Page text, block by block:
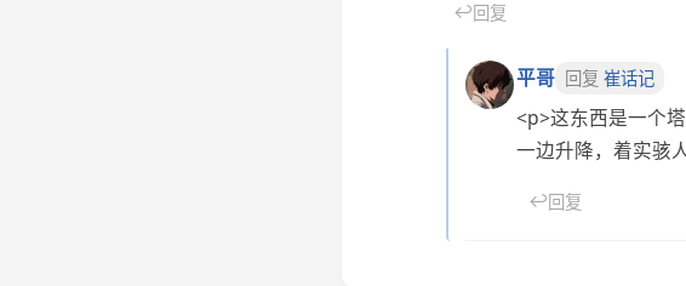
↩回复
平哥 回复 崔话记
<p>这东西是一个
一边升降，着实骇
↩回复